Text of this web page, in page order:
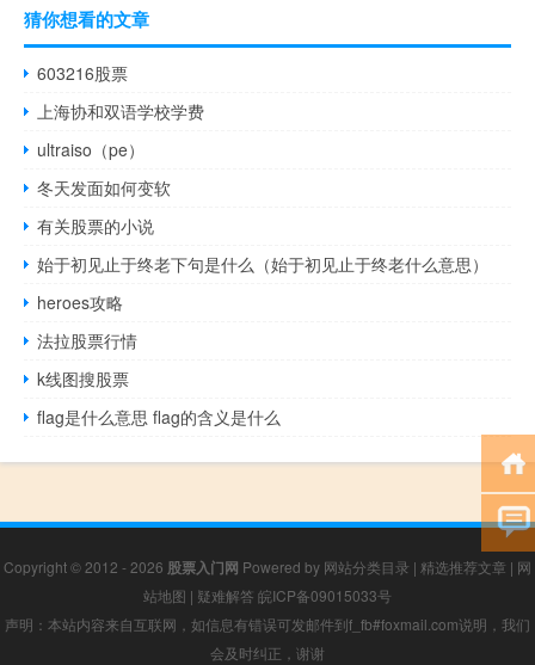
猜你想看的文章
603216股票
上海协和双语学校学费
ultraiso（pe）
冬天发面如何变软
有关股票的小说
始于初见止于终老下句是什么（始于初见止于终老什么意思）
heroes攻略
法拉股票行情
k线图搜股票
flag是什么意思 flag的含义是什么
Copyright © 2012 - 2026 股票入门网 Powered by 网站分类目录 | 精选推荐文章 | 网
站地图 | 疑难解答 皖ICP备09015033号
声明：本站内容来自互联网，如信息有错误可发邮件到f_fb#foxmail.com说明，我们
会及时纠正，谢谢